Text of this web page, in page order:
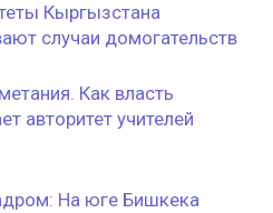
Кыргызстана
случаи домогательств
Как власть
авторитет учителей
На юге Бишкека